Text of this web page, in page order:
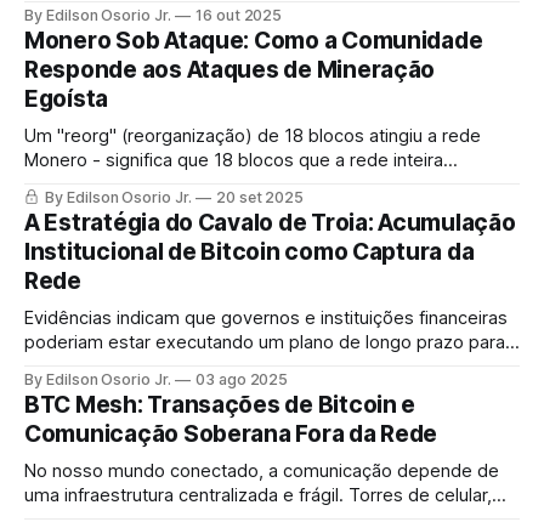
By Edilson Osorio Jr. 16 out 2025
Monero Sob Ataque: Como a Comunidade
Responde aos Ataques de Mineração
Egoísta
Um "reorg" (reorganização) de 18 blocos atingiu a rede
Monero - significa que 18 blocos que a rede inteira
acreditava serem válidos e permanentes foram
subitamente descartados e substituídos por uma versão
alternativa da história.
By Edilson Osorio Jr. 20 set 2025
A Estratégia do Cavalo de Troia: Acumulação
Institucional de Bitcoin como Captura da
Rede
Evidências indicam que governos e instituições financeiras
poderiam estar executando um plano de longo prazo para
By Edilson Osorio Jr. 03 ago 2025
BTC Mesh: Transações de Bitcoin e
Comunicação Soberana Fora da Rede
No nosso mundo conectado, a comunicação depende de
uma infraestrutura centralizada e frágil. Torres de celular,